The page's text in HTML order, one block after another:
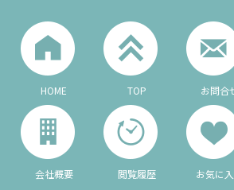
HOME TOP お問合
会社概要 閲覧履歴 お気に